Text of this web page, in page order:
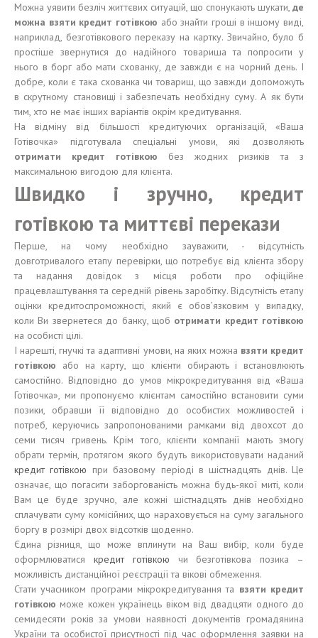
Можна уявити безліч життєвих ситуацій, що спонукають шукати, де
можна взяти кредит готівкою або знайти гроші в іншому виді,
наприклад, безготівкового переказу на картку. Звичайно, було б
простіше звернутися до надійного товариша та попросити у
нього в борг або мати схованку, де завжди є на чорний день. І
добре, коли є така схованка чи товариш, що завжди допоможуть
в скрутному становищі і забезпечать необхідну суму. А як бути
тим, хто не має інших варіантів окрім кредитування.
На відміну від більшості кредитуючих організацій, «Ваша
Готівочка» підготувала спеціальні умови, які дозволяють
отримати кредит готівкою без жодних ризиків та з
максимальною вигодою для клієнта.
Швидко і зручно, кредит
готівкою та миттєві перекази
Перше, на чому необхідно зауважити, - відсутність
довготривалого етапу перевірки, що потребує від клієнта збору
та надання довідок з місця роботи про офіційне
працевлаштування та середній рівень заробітку. Відсутність етапу
оцінки кредитоспроможності, який є обов’язковим у випадку,
коли Ви звернетеся до банку, щоб отримати кредит готівкою
на особисті цілі.
І нарешті, гнучкі та адаптивні умови, на яких можна взяти кредит
готівкою або на карту, що клієнти обирають і встановлюють
самостійно. Відповідно до умов мікрокредитування від «Ваша
Готівочка», ми пропонуємо клієнтам самостійно встановити суми
позики, обравши її відповідно до особистих можливостей і
потреб, керуючись запропонованими рамками від двохсот до
семи тисяч гривень. Крім того, клієнти компанії мають змогу
обрати термін, протягом якого будуть використовувати наданий
кредит готівкою при базовому періоді в шістнадцять днів. Це
означає, що погасити заборгованість можна будь-якої миті, коли
Вам це буде зручно, але кожні шістнадцять днів необхідно
сплачувати суму комісійних, що нараховується на суму загального
боргу в розмірі двох відсотків щоденно.
Єдина різниця, що може вплинути на Ваш вибір, коли буде
оформлюватися кредит готівкою чи безготівкова позика –
можливість дистанційної реєстрації та вікові обмеження.
Стати учасником програми мікрокредитування та взяти кредит
готівкою може кожен українець віком від двадцяти одного до
семидесяти років за умови наявності документів громадянина
України та особистої присутності під час оформлення заявки на